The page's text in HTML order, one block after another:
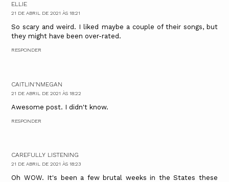
ELLIE
21 DE ABRIL DE 2021 ÀS 18:21
So scary and weird. I liked maybe a couple of their songs, but
they might have been over-rated.
RESPONDER
CAITLIN'NMEGAN
21 DE ABRIL DE 2021 ÀS 18:22
Awesome post. I didn't know.
RESPONDER
CAREFULLY LISTENING
21 DE ABRIL DE 2021 ÀS 18:23
Oh WOW. It's been a few brutal weeks in the States these